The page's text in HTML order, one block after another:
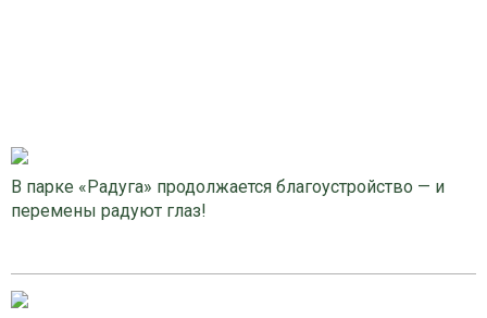
В парке «Радуга» продолжается благоустройство — и
перемены радуют глаз!